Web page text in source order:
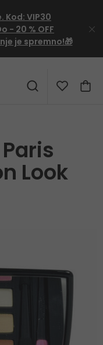
Kod:VIP30
- 20 % OFF
je spremno!🎁
Look